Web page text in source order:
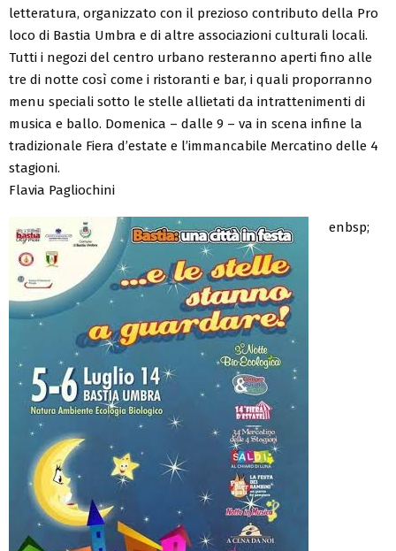
letteratura, organizzato con il prezioso contributo della Pro
loco di Bastia Umbra e di altre associazioni culturali locali.
Tutti i negozi del centro urbano resteranno aperti fino alle
tre di notte così come i ristoranti e bar, i quali proporranno
menu speciali sotto le stelle allietati da intrattenimenti di
musica e ballo. Domenica – dalle 9 – va in scena infine la
tradizionale Fiera d’estate e l’immancabile Mercatino delle 4
stagioni.
Flavia Pagliochini
enbsp;